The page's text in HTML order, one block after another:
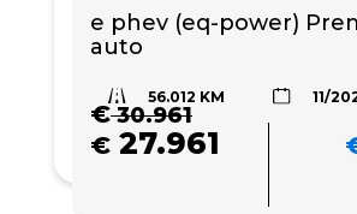
e phev (eq-power)
auto
56.012 KM 11/
€30.961
€ 27.961